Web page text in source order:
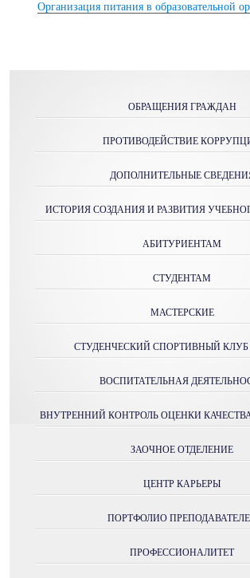
Организация питания в образовательной
ОБРАЩЕНИЯ ГРАЖДАН
ПРОТИВОДЕЙСТВИЕ
ДОПОЛНИТЕЛЬНЫЕ
ИСТОРИЯ СОЗДАНИЯ И РАЗВИТИЯ
АБИТУРИЕНТАМ
СТУДЕНТАМ
МАСТЕРСКИE
СТУДЕНЧЕСКИЙ СПОРТИВНЫЙ КЛУБ
ВОСПИТАТЕЛЬНАЯ
ВНУТРЕННИЙ КОНТРОЛЬ ОЦЕНКИ
ЗАОЧНОЕ ОТДЕЛЕНИЕ
ЦЕНТР КАРЬЕРЫ
ПОРТФОЛИО
ПРОФЕССИОНАЛИТЕТ